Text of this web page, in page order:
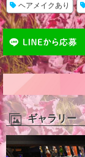
ヘアメイクあり
ギャラリー